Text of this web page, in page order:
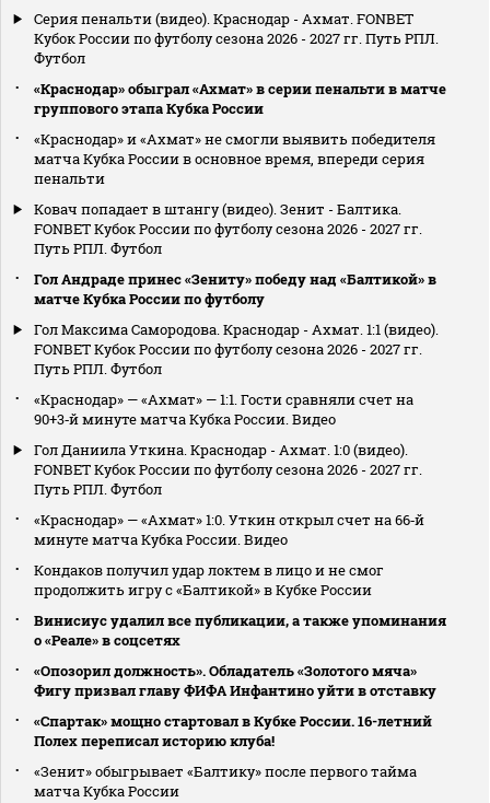
Серия пенальти (видео). Краснодар - Ахмат. FONBET
Кубок России по футболу сезона 2026 - 2027 гг. Путь РПЛ.
Футбол
«Краснодар» обыграл «Ахмат» в серии пенальти в матче
группового этапа Кубка России
«Краснодар» и «Ахмат» не смогли выявить победителя
матча Кубка России в основное время, впереди серия
пенальти
Ковач попадает в штангу (видео). Зенит - Балтика.
FONBET Кубок России по футболу сезона 2026 - 2027 гг.
Путь РПЛ. Футбол
Гол Андраде принес «Зениту» победу над «Балтикой» в
матче Кубка России по футболу
Гол Максима Самородова. Краснодар - Ахмат. 1:1 (видео).
FONBET Кубок России по футболу сезона 2026 - 2027 гг.
Путь РПЛ. Футбол
«Краснодар» — «Ахмат» — 1:1. Гости сравняли счет на
90+3‑й минуте матча Кубка России. Видео
Гол Даниила Уткина. Краснодар - Ахмат. 1:0 (видео).
FONBET Кубок России по футболу сезона 2026 - 2027 гг.
Путь РПЛ. Футбол
«Краснодар» — «Ахмат» 1:0. Уткин открыл счет на 66‑й
минуте матча Кубка России. Видео
Кондаков получил удар локтем в лицо и не смог
продолжить игру с «Балтикой» в Кубке России
Винисиус удалил все публикации, а также упоминания
о «Реале» в соцсетях
«Опозорил должность». Обладатель «Золотого мяча»
Фигу призвал главу ФИФА Инфантино уйти в отставку
«Спартак» мощно стартовал в Кубке России. 16-летний
Полех переписал историю клуба!
«Зенит» обыгрывает «Балтику» после первого тайма
матча Кубка России